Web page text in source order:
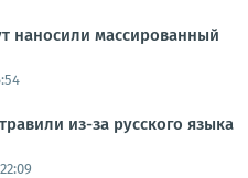
наносили массированный
из-за русского языка